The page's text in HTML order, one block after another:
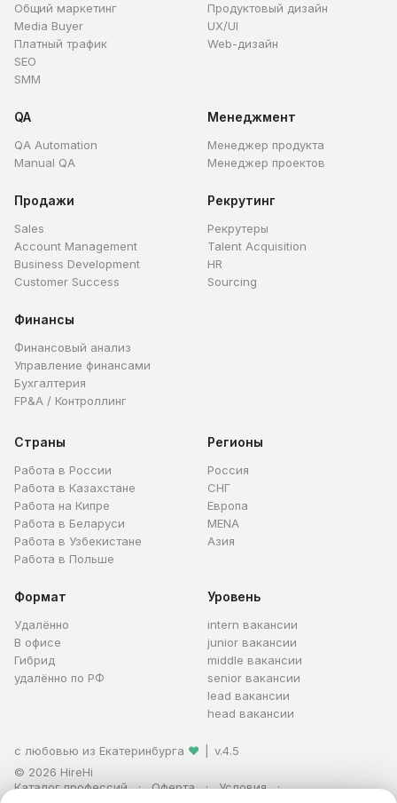
Общий маркетинг
Media Buyer
Платный трафик
SEO
SMM
Продуктовый дизайн
UX/UI
Web-дизайн
QA
QA Automation
Manual QA
Менеджмент
Менеджер продукта
Менеджер проектов
Продажи
Sales
Account Management
Business Development
Customer Success
Рекрутинг
Рекрутеры
Talent Acquisition
HR
Sourcing
Финансы
Финансовый анализ
Управление финансами
Бухгалтерия
FP&A / Контроллинг
Страны
Работа в России
Работа в Казахстане
Работа на Кипре
Работа в Беларуси
Работа в Узбекистане
Работа в Польше
Регионы
Россия
СНГ
Европа
MENA
Азия
Формат
Удалённо
В офисе
Гибрид
удалённо по РФ
Уровень
intern вакансии
junior вакансии
middle вакансии
senior вакансии
lead вакансии
head вакансии
с любовью из Екатеринбурга ❤
v.4.5
© 2026 HireHi
Каталог профессий
Оферта
Условия